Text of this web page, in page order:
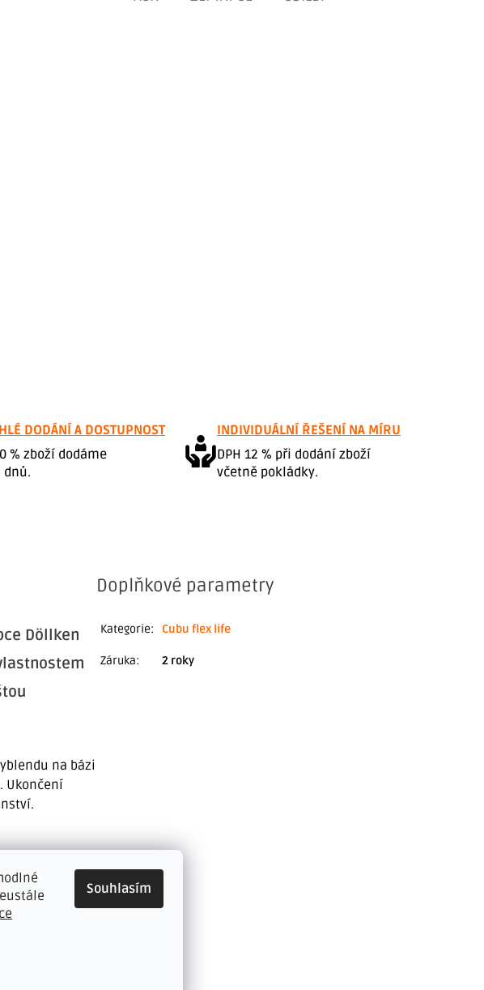
Souhlasím
DODÁNÍ A DOSTUPNOST
% zboží dodáme
dnů.
INDIVIDUÁLNÍ ŘEŠENÍ NA MÍRU
DPH 12 % při dodání zboží
včetně pokládky.
Döllken
na bázi
Ukončení
další
Doplňkové parametry
Kategorie: Cubu flex life
Záruka: 2 roky